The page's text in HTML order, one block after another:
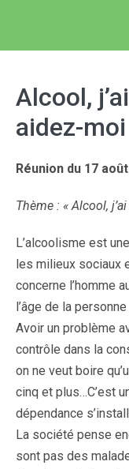
Alcool,
aidez-moi
Réunion du 17
Thème : « Alcool,
L’alcoolisme est
les milieux sociaux
concerne l’homme
l’âge de la personne
Avoir un problème
contrôle dans la
on ne veut boire
cinq et plus…C’est
dépendance
La société pense
sont pas des